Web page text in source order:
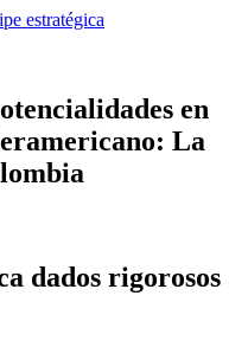
estratégica
en
La
dados rigorosos